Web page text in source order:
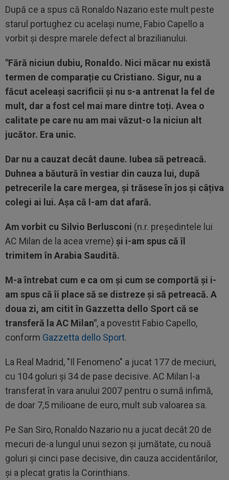
După ce a spus că Ronaldo Nazario este mult peste
starul portughez cu același nume, Fabio Capello a
vorbit și despre marele defect al brazilianului.
"Fără niciun dubiu, Ronaldo. Nici măcar nu există
termen de comparație cu Cristiano. Sigur, nu a
făcut aceleași sacrificii și nu s-a antrenat la fel de
mult, dar a fost cel mai mare dintre toți. Avea o
calitate pe care nu am mai văzut-o la niciun alt
jucător. Era unic.
Dar nu a cauzat decât daune. Iubea să petreacă.
Duhnea a băutură în vestiar din cauza lui, după
petrecerile la care mergea, și trăsese în jos și câțiva
colegi ai lui. Așa că l-am dat afară.
Am vorbit cu Silvio Berlusconi (n.r. președintele lui
AC Milan de la acea vreme) și i-am spus că îl
trimitem în Arabia Saudită.
M-a întrebat cum e ca om și cum se comportă și i-
am spus că îi place să se distreze și să petreacă. A
doua zi, am citit în Gazzetta dello Sport că se
transferă la AC Milan", a povestit Fabio Capello,
conform Gazzetta dello Sport.
La Real Madrid, "Il Fenomeno" a jucat 177 de meciuri,
cu 104 goluri și 34 de pase decisive. AC Milan l-a
transferat în vara anului 2007 pentru o sumă infimă,
de doar 7,5 milioane de euro, mult sub valoarea sa.
Pe San Siro, Ronaldo Nazario nu a jucat decât 20 de
mecuri de-a lungul unui sezon și jumătate, cu nouă
goluri și cinci pase decisive, din cauza accidentărilor,
și a plecat gratis la Corinthians.